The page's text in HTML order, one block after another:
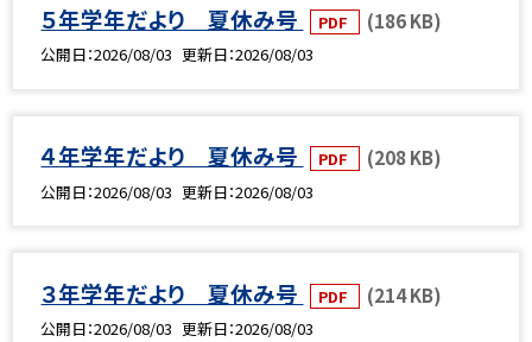
５年学年だより 夏休み号 PDF (186 KB)
公開日 2026/08/03 更新日 2026/08/03
４年学年だより 夏休み号 PDF (208 KB)
公開日 2026/08/03 更新日 2026/08/03
３年学年だより 夏休み号 PDF (214 KB)
公開日 2026/08/03 更新日 2026/08/03